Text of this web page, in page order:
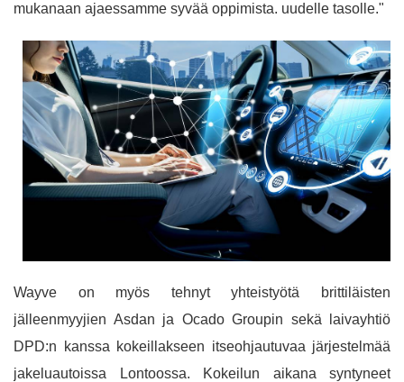
mukanaan ajaessamme syvää oppimista. uudelle tasolle."
Wayve on myös tehnyt yhteistyötä brittiläisten
jälleenmyyjien Asdan ja Ocado Groupin sekä laivayhtiö
DPD:n kanssa kokeillakseen itseohjautuvaa järjestelmää
jakeluautoissa Lontoossa. Kokeilun aikana syntyneet